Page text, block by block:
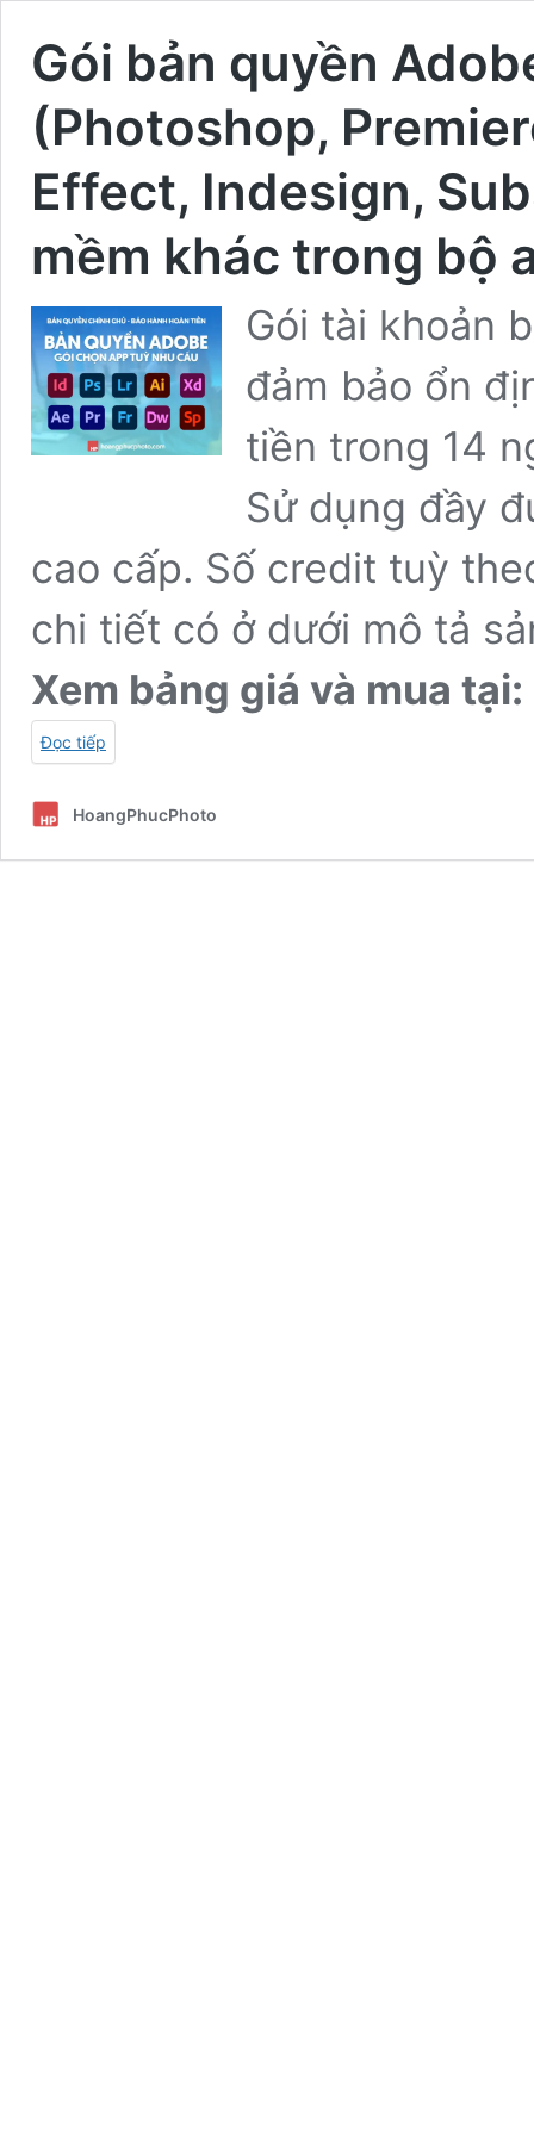
Gói bản quyền
(Photoshop,
Effect, Indesign,
mềm khác trong bộ
Gói tài khoản
đảm bảo ổn
tiền trong 14
Sử dụng đầy
cao cấp. Số credit tuỳ
chi tiết có ở dưới mô tả
Xem bảng giá và mua tại:
Đọc tiếp
HoangPhucPhoto